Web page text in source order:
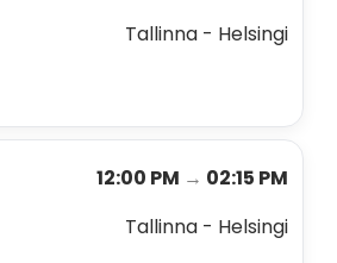
Tallinna - Helsingi
12:00 PM → 02:15 PM
Tallinna - Helsingi